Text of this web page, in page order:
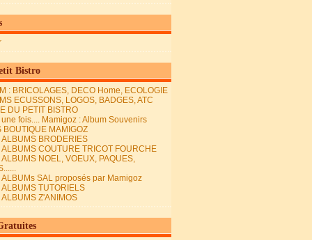
Bistro
: BRICOLAGES, DECO Home, ECOLOGIE
ECUSSONS, LOGOS, BADGES, ATC
DU PETIT BISTRO
fois.... Mamigoz : Album Souvenirs
BOUTIQUE MAMIGOZ
ALBUMS BRODERIES
ALBUMS COUTURE TRICOT FOURCHE
ALBUMS NOEL, VOEUX, PAQUES,
ALBUMs SAL proposés par Mamigoz
ALBUMS TUTORIELS
ALBUMS Z'ANIMOS